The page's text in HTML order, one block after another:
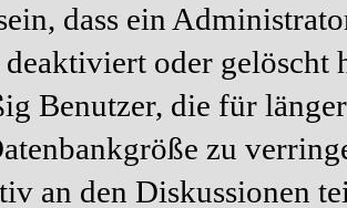
dass ein
oder gelöscht
Benutzer, die für
zu
an den Diskussionen